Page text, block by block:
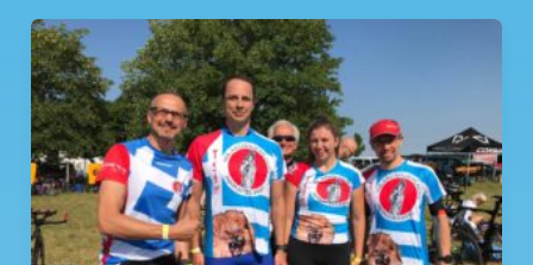
Polen
–
4
Herakliden
sind
dabei!